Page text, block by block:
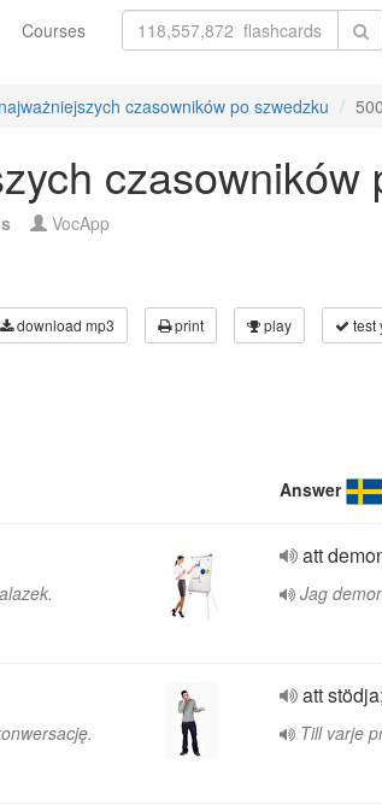
Courses
czasowników po szwedzku
VocApp
download mp3 print play test
Answer
att
Jag
att
Till varje